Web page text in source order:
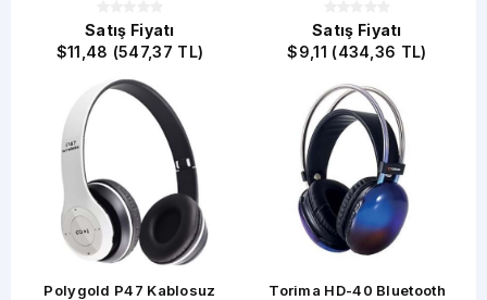
Satış Fiyatı
$11,48 (547,37 TL)
Polygold P47 Kablosuz
Satış Fiyatı
$9,11 (434,36 TL)
Torima HD-40 Bluetooth